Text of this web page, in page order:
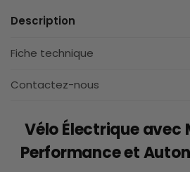
Description
Fiche technique
Contactez-nous
Vélo Électrique avec
Performance et